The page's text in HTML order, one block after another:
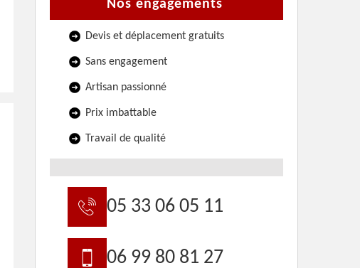
Nos engagements
Devis et déplacement gratuits
Sans engagement
Artisan passionné
Prix imbattable
Travail de qualité
05 33 06 05 11
06 99 80 81 27